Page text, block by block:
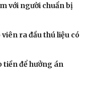
với người chuẩn bị
ra đầu thú liệu có
tiền để hưởng án